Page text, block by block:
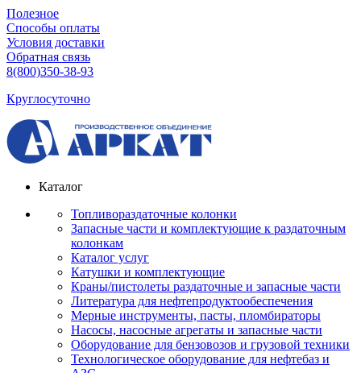
Полезное
Способы оплаты
Условия доставки
Обратная связь
8(800)350-38-93
Круглосуточно
Каталог
Топливораздаточные колонки
Запасные части и комплектующие к раздаточным
колонкам
Каталог услуг
Катушки и комплектующие
Краны/пистолеты раздаточные и запасные части
Литература для нефтепродуктообеспечения
Мерные инструменты, пасты, пломбираторы
Насосы, насосные агрегаты и запасные части
Оборудование для бензовозов и грузовой техники
Технологическое оборудование для нефтебаз и